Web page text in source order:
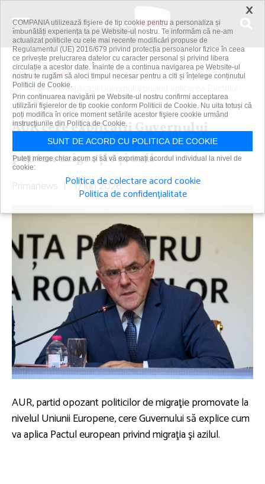
Acasă
Știri
AUR cere explicaţii Guvernului privind aplicarea Pactului
european pentru...
AUR cere explicaţii Guvernului
privind aplicarea Pactului european
pentru migraţie şi azil
Primanews | 17 iun 2026
AUR, partid opozant politicilor de migraţie promovate la
nivelul Uniunii Europene, cere Guvernului să explice cum
va aplica Pactul european privind migraţia şi azilul.
×
COMPANIA utilizează fişiere de tip cookie pentru a personaliza și
îmbunătăți experiența ta pe Website-ul nostru. Te informăm că ne-am
actualizat politicile cu cele mai recente modificări propuse de
Regulamentul (UE) 2016/679 privind protecția persoanelor fizice în ceea
ce privește prelucrarea datelor cu caracter personal și privind libera
circulație a acestor date. Înainte de a continua navigarea pe Website-ul
nostru te rugăm să aloci timpul necesar pentru a citi și înțelege conținutul
Politicii de Cookie.
Prin continuarea navigării pe Website-ul nostru confirmi acceptarea
utilizării fişierelor de tip cookie conform Politicii de Cookie. Nu uita totuși că
poți modifica în orice moment setările acestor fişiere cookie urmând
instrucțiunile din Politica de Cookie.
SUNT DE ACORD CU POLITICA DE COOKIE
Puteți merge chiar acum și să vă exprimați acordul individual la nivel de
cookie:
Politica de colectare acord cookie
Politica de confidențialitate